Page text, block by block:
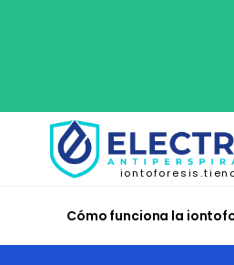
Cómo funciona la